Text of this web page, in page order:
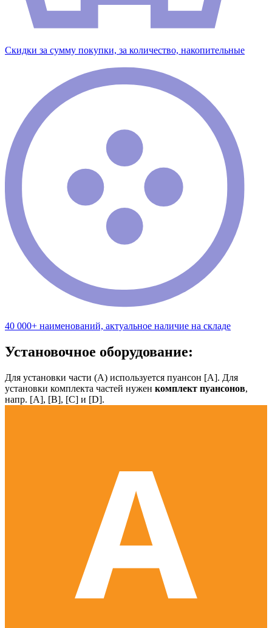
Скидки за сумму покупки, за количество, накопительные
40 000+ наименований, актуальное наличие на складе
Установочное оборудование:
Для установки части (А) используется пуансон [А]. Для
установки комплекта частей нужен комплект пуансонов,
напр. [А], [B], [С] и [D].